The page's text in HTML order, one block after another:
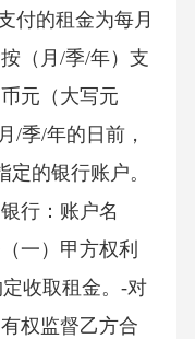
付的租金为每月
（月/季/年）支
元（大写元
/季/年的日前，
的银行账户。
行：账户名
一）甲方权利
收取租金。-对
权监督乙方合